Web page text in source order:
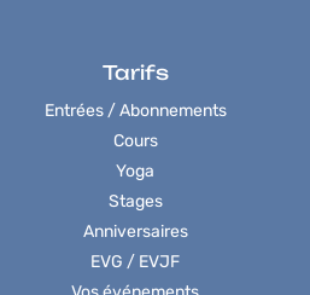
Tarifs
Entrées / Abonnements
Cours
Yoga
Stages
Anniversaires
EVG / EVJF